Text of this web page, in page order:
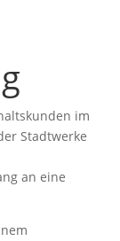
im
Stadtwerke
an eine